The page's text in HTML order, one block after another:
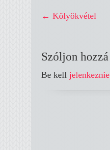
← Kölyökvétel
Szóljon hozzá
Be kell jelenkeznie